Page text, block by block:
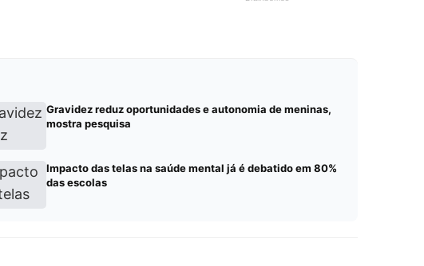
Gravidez reduz oportunidades e autonomia de meninas,
mostra pesquisa
Impacto das telas na saúde mental já é debatido em 80%
das escolas